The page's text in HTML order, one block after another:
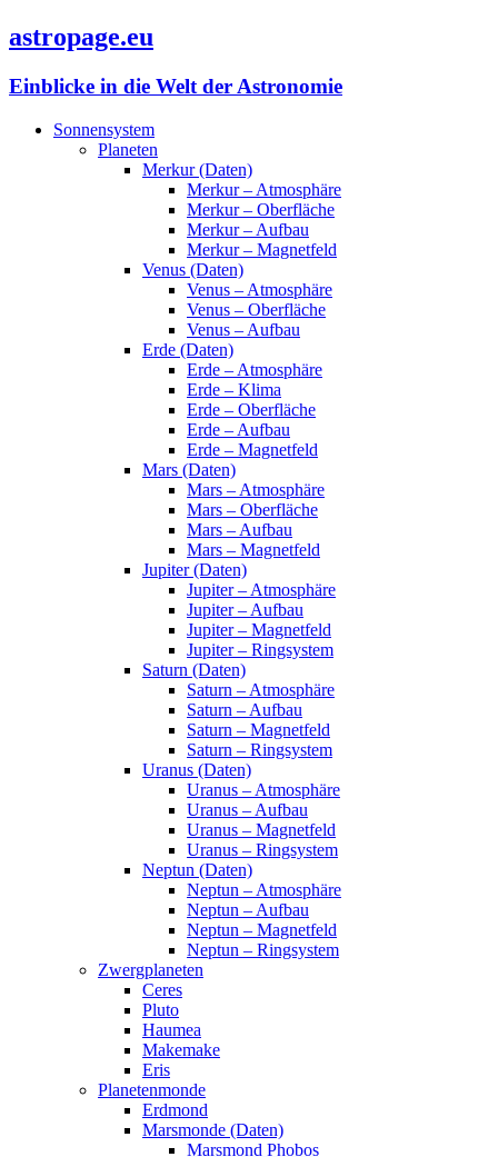
astropage.eu
Einblicke in die Welt der Astronomie
Sonnensystem
Planeten
Merkur (Daten)
Merkur – Atmosphäre
Merkur – Oberfläche
Merkur – Aufbau
Merkur – Magnetfeld
Venus (Daten)
Venus – Atmosphäre
Venus – Oberfläche
Venus – Aufbau
Erde (Daten)
Erde – Atmosphäre
Erde – Klima
Erde – Oberfläche
Erde – Aufbau
Erde – Magnetfeld
Mars (Daten)
Mars – Atmosphäre
Mars – Oberfläche
Mars – Aufbau
Mars – Magnetfeld
Jupiter (Daten)
Jupiter – Atmosphäre
Jupiter – Aufbau
Jupiter – Magnetfeld
Jupiter – Ringsystem
Saturn (Daten)
Saturn – Atmosphäre
Saturn – Aufbau
Saturn – Magnetfeld
Saturn – Ringsystem
Uranus (Daten)
Uranus – Atmosphäre
Uranus – Aufbau
Uranus – Magnetfeld
Uranus – Ringsystem
Neptun (Daten)
Neptun – Atmosphäre
Neptun – Aufbau
Neptun – Magnetfeld
Neptun – Ringsystem
Zwergplaneten
Ceres
Pluto
Haumea
Makemake
Eris
Planetenmonde
Erdmond
Marsmonde (Daten)
Marsmond Phobos